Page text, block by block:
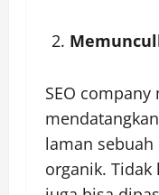
SEO
laman sebuah
organik.